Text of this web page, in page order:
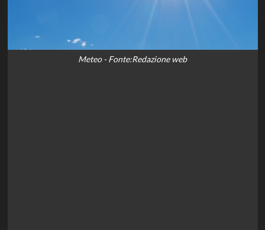
Meteo - Fonte:Redazione web